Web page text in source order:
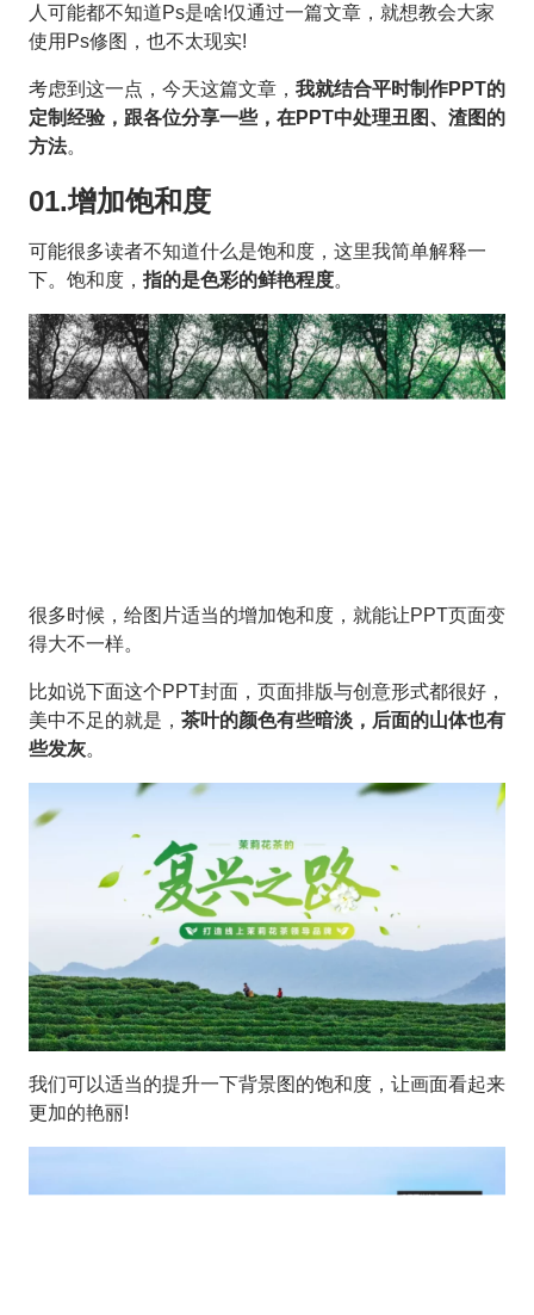
人可能都不知道Ps是啥!仅通过一篇文章，就想教会大家
使用Ps修图，也不太现实!
考虑到这一点，今天这篇文章， 我就结合平时制作PPT的
定制经验，跟各位分享一些，在PPT中处理丑图、渣图的
方法。
01.增加饱和度
可能很多读者不知道什么是饱和度，这里我简单解释一
下。饱和度， 指的是色彩的鲜艳程度。
很多时候，给图片适当的增加饱和度，就能让PPT页面变
得大不一样。
比如说下面这个PPT封面，页面排版与创意形式都很好，
美中不足的就是， 茶叶的颜色有些暗淡，后面的山体也有
些发灰。
我们可以适当的提升一下背景图的饱和度，让画面看起来
更加的艳丽!